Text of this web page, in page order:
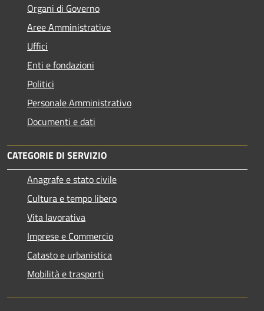
Organi di Governo
Aree Amministrative
Uffici
Enti e fondazioni
Politici
Personale Amministrativo
Documenti e dati
CATEGORIE DI SERVIZIO
Anagrafe e stato civile
Cultura e tempo libero
Vita lavorativa
Imprese e Commercio
Catasto e urbanistica
Mobilità e trasporti